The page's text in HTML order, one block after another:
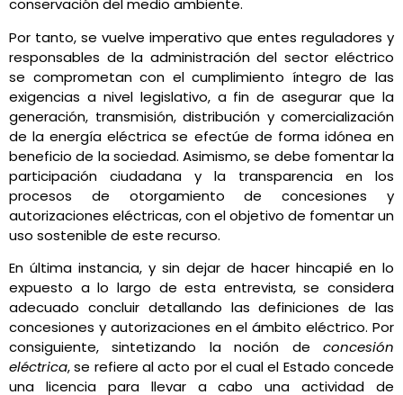
conservación del medio ambiente.
Por tanto, se vuelve imperativo que entes reguladores y
responsables de la administración del sector eléctrico
se comprometan con el cumplimiento íntegro de las
exigencias a nivel legislativo, a fin de asegurar que la
generación, transmisión, distribución y comercialización
de la energía eléctrica se efectúe de forma idónea en
beneficio de la sociedad. Asimismo, se debe fomentar la
participación ciudadana y la transparencia en los
procesos de otorgamiento de concesiones y
autorizaciones eléctricas, con el objetivo de fomentar un
uso sostenible de este recurso.
En última instancia, y sin dejar de hacer hincapié en lo
expuesto a lo largo de esta entrevista, se considera
adecuado concluir detallando las definiciones de las
concesiones y autorizaciones en el ámbito eléctrico. Por
consiguiente, sintetizando la noción de concesión
eléctrica, se refiere al acto por el cual el Estado concede
una licencia para llevar a cabo una actividad de